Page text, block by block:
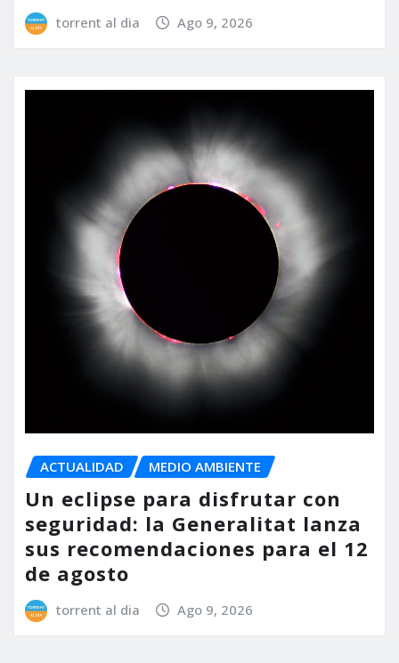
torrent al dia Ago 9, 2026
ACTUALIDAD MEDIO AMBIENTE
Un eclipse para disfrutar con
seguridad: la Generalitat lanza
sus recomendaciones para el 12
de agosto
torrent al dia Ago 9, 2026